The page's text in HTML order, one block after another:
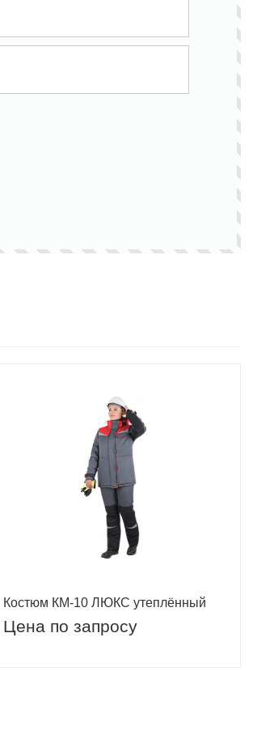
Костюм КМ-10 ЛЮКС утеплённый
Цена по запросу